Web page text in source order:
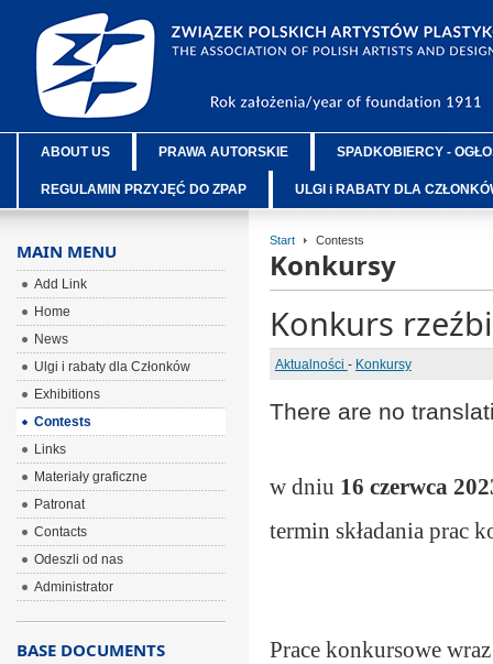
ABOUT US PRAWA AUTORSKIE SPADKOBIERCY -
REGULAMIN PRZYJĘĆ DO ZPAP ULGI i RABATY DLA
Start Contests
Konkursy
Konkurs
Aktualności - Konkursy
There are no
w dniu 16 czerwca
termin składania prac
Prace konkursowe
MAIN MENU
Add Link
Home
News
Ulgi i rabaty dla Członków
Exhibitions
Contests
Links
Materiały graficzne
Patronat
Contacts
Odeszli od nas
Administrator
BASE DOCUMENTS